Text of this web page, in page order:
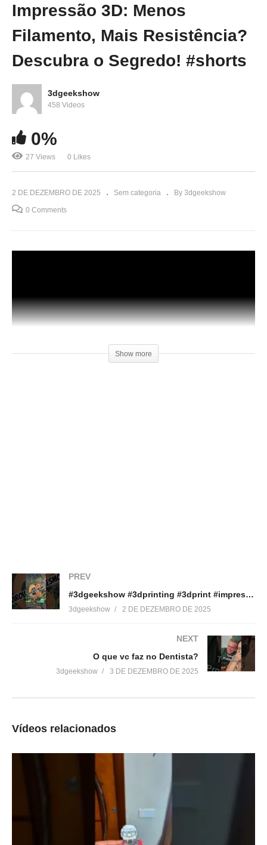
Impressão 3D: Menos
Filamento, Mais Resistência?
Descubra o Segredo! #shorts
3dgeekshow
458 Videos
0%
27 Views 0 Likes
2 DE DEZEMBRO DE 2025 Sem categoria By 3dgeekshow
0 Comments
Economize Filamento:
Truque SECRETO para
Impressão 3D! #shorts
3 de dezembro de 2025
Impressões 3D – Simplify3D
31 de março de 2018
desperdiçar filamento
15 de abril de 2017
Show more
PREV
#3dgeekshow #3dprinting #3dprint #impressão3d #impressora3d
3dgeekshow 2 DE DEZEMBRO DE 2025
NEXT
O que vc faz no Dentista?
3dgeekshow 3 DE DEZEMBRO DE 2025
Vídeos relacionados